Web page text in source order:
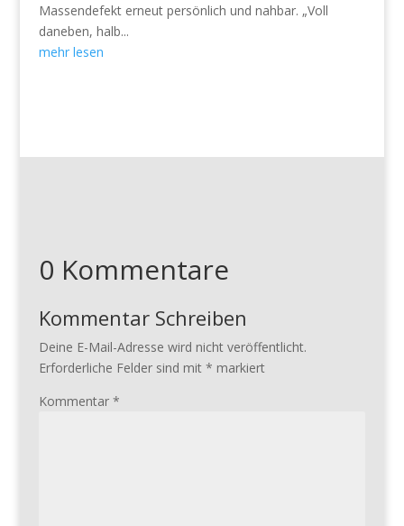
Massendefekt erneut persönlich und nahbar. „Voll
daneben, halb...
mehr lesen
0 Kommentare
Kommentar Schreiben
Deine E-Mail-Adresse wird nicht veröffentlicht.
Erforderliche Felder sind mit * markiert
Kommentar *